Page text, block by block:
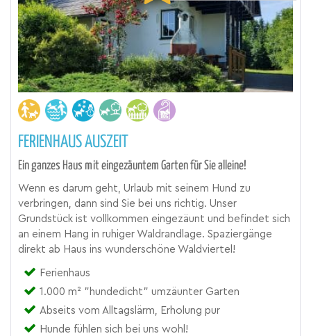
FERIENHAUS AUSZEIT
Ein ganzes Haus mit eingezäuntem Garten für Sie alleine!
Wenn es darum geht, Urlaub mit seinem Hund zu
verbringen, dann sind Sie bei uns richtig. Unser
Grundstück ist vollkommen eingezäunt und befindet sich
an einem Hang in ruhiger Waldrandlage. Spaziergänge
direkt ab Haus ins wunderschöne Waldviertel!
Ferienhaus
1.000 m² "hundedicht" umzäunter Garten
Abseits vom Alltagslärm, Erholung pur
Hunde fühlen sich bei uns wohl!